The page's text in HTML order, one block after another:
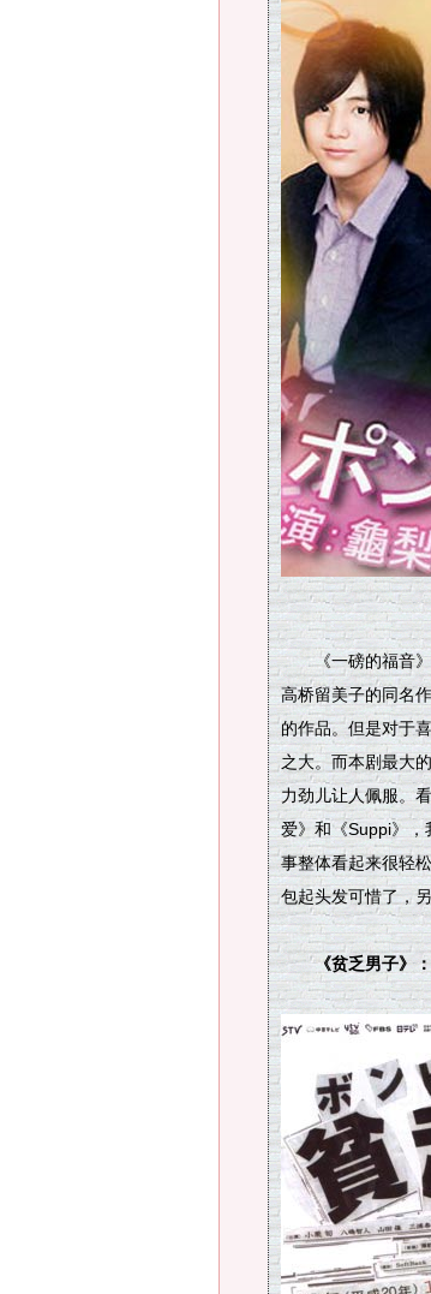
《一磅的福音》改
高桥留美子的同名
的作品。但是对于
之大。而本剧最大
力劲儿让人佩服。
爱》和《Suppi》
事整体看起来很轻
包起头发可惜了，
《贫乏男子》